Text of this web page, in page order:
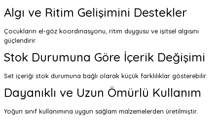
Algı ve Ritim Gelişimini Destekler
Çocukların el-göz koordinasyonu, ritim duygusu ve işitsel algısını
güçlendirir.
Stok Durumuna Göre İçerik Değişimi
Set içeriği stok durumuna bağlı olarak küçük farklılıklar gösterebilir.
Dayanıklı ve Uzun Ömürlü Kullanım
Yoğun sınıf kullanımına uygun sağlam malzemelerden üretilmiştir.